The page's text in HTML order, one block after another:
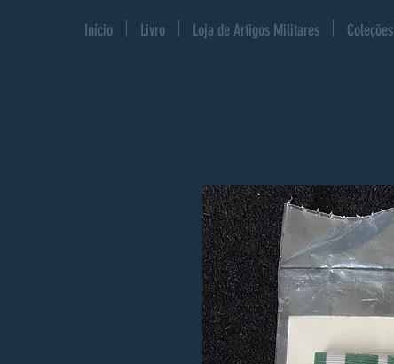
Início Livro Loja de Artigos Militares Coleções